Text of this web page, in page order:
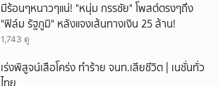
มีร้อนๆหนาวๆแน่! "หนุ่ม กรรชัย" โพสต์ตรงๆถึง
"ฟิล์ม รัฐภูมิ" หลังแจงเส้นทางเงิน 25 ล้าน!
1,743 ดู
เร่งพิสูจน์เสือโคร่ง ทำร้าย จนท.เสียชีวิต | เนชั่นทั่ว